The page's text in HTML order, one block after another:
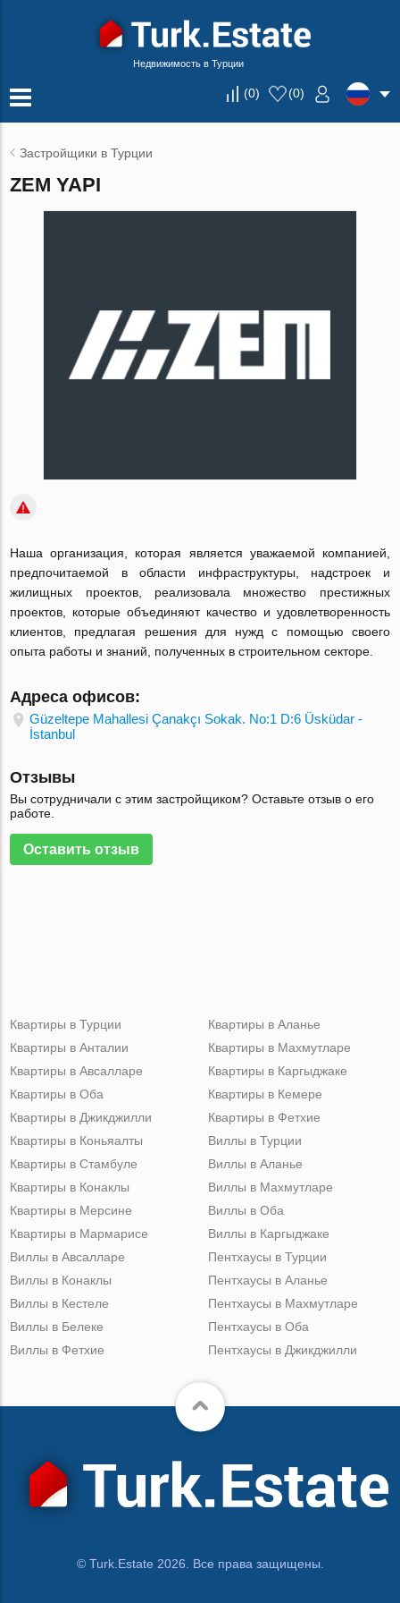
Недвижимость в Турции
(0) (0)
Застройщики в Турции
ZEM YAPI
Наша организация, которая является уважаемой компанией,
предпочитаемой в области инфраструктуры, надстроек и
жилищных проектов, реализовала множество престижных
проектов, которые объединяют качество и удовлетворенность
клиентов, предлагая решения для нужд с помощью своего
опыта работы и знаний, полученных в строительном секторе.
Адреса офисов:
Güzeltepe Mahallesi Çanakçı Sokak. No:1 D:6 Üsküdar -
İstanbul
Отзывы
Вы сотрудничали с этим застройщиком? Оставьте отзыв о его
работе.
Оставить отзыв
Квартиры в Турции
Квартиры в Анталии
Квартиры в Авсалларе
Квартиры в Оба
Квартиры в Джикджилли
Квартиры в Аланье
Квартиры в Махмутларе
Квартиры в Каргыджаке
Квартиры в Кемере
Квартиры в Фетхие
Квартиры в Коньяалты
Квартиры в Стамбуле
Квартиры в Конаклы
Квартиры в Мерсине
Квартиры в Мармарисе
Виллы в Турции
Виллы в Аланье
Виллы в Махмутларе
Виллы в Оба
Виллы в Каргыджаке
Виллы в Авсалларе
Виллы в Конаклы
Виллы в Кестеле
Виллы в Белеке
Виллы в Фетхие
Пентхаусы в Турции
Пентхаусы в Аланье
Пентхаусы в Махмутларе
Пентхаусы в Оба
Пентхаусы в Джикджилли
© Turk.Estate 2026. Все права защищены.